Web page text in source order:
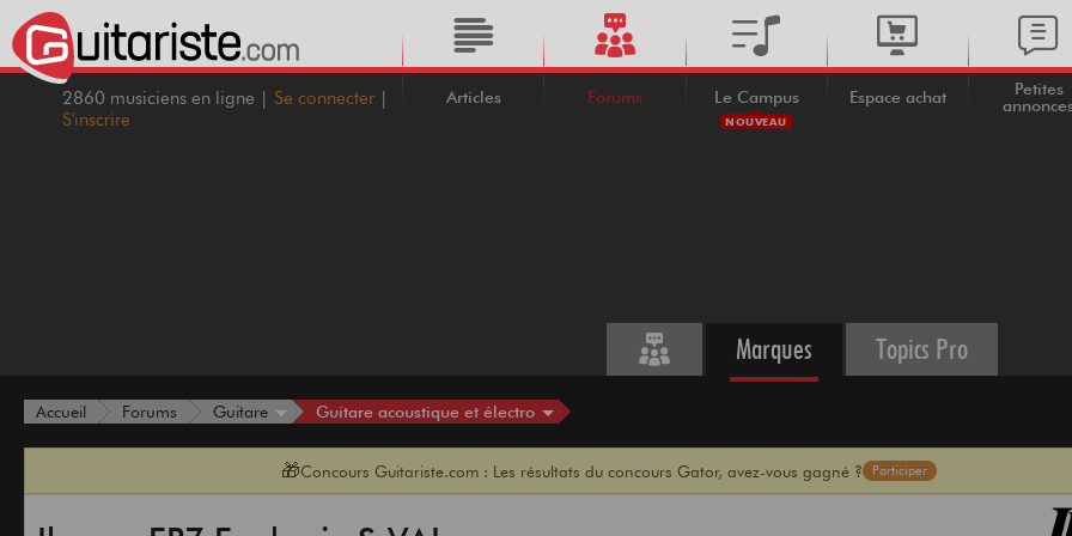
2860 musiciens en ligne | Se connecter |
S'inscrire
Articles Forums Le Campus
NOUVEAU
Espace achat
Petites
Marques Topics Pro
Accueil Forums Guitare Guitare acoustique et électro
🎁Concours Guitariste.com : Les résultats du concours Gator, avez-vous gagné ? Participer